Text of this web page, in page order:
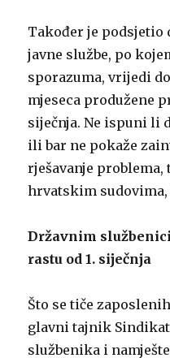
Također je
javne službe, po
sporazuma, vrijedi
mjeseca produžene
siječnja. Ne ispuni li
ili bar ne pokaže
rješavanje problema,
hrvatskim sudovima,
Državnim
rastu od 1. siječnja
Što se tiče
glavni tajnik
službenika i